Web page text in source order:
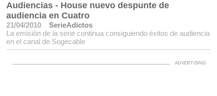
Audiencias - House nuevo despunte de
audiencia en Cuatro
21/04/2010
SerieAdictos
La emisión de la serie continua consiguiendo éxitos de audiencia
en el canal de Sogecable